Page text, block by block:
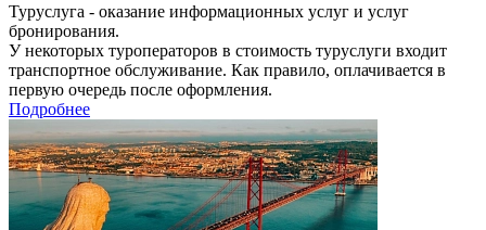
Туруслуга - оказание информационных услуг и услуг
бронирования.
У некоторых туроператоров в стоимость туруслуги входит
транспортное обслуживание. Как правило, оплачивается в
первую очередь после оформления.
Подробнее